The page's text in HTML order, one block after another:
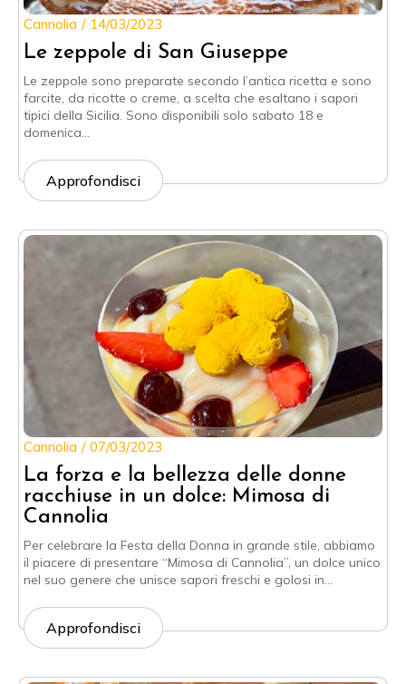
Le zeppole di San Giuseppe
Cannolia 14/03/2023
Le zeppole sono preparate secondo l’antica ricetta e sono
farcite, da ricotte o creme, a scelta che esaltano i sapori
tipici della Sicilia. Sono disponibili solo sabato 18 e
domenica…
Approfondisci
La forza e la bellezza delle donne
racchiuse in un dolce: Mimosa di
Cannolia
Cannolia 07/03/2023
Per celebrare la Festa della Donna in grande stile, abbiamo
il piacere di presentare “Mimosa di Cannolia”, un dolce unico
nel suo genere che unisce sapori freschi e golosi in…
Approfondisci